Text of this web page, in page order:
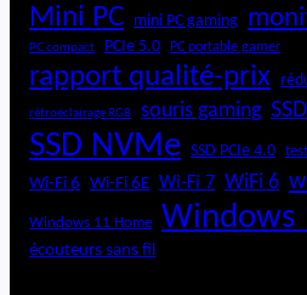
Mini PC mini PC gaming
PC compact PCIe 5.0 PC portable gamer
rapport qualité-prix
rétroéclairage RGB souris gaming
SSD NVMe SSD PCIe 4.0
Wi-Fi 6 Wi-Fi 6E Wi-Fi 7 WiFi 6
Windows 11 Home Windows
écouteurs sans fil